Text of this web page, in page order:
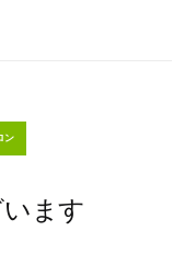
ン
ます